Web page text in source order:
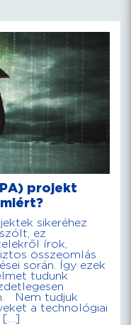
projekt
sikeréhez
ez
írok,
összeomlás
során. Így ezek
tudunk
Nem tudjuk
a technológiai